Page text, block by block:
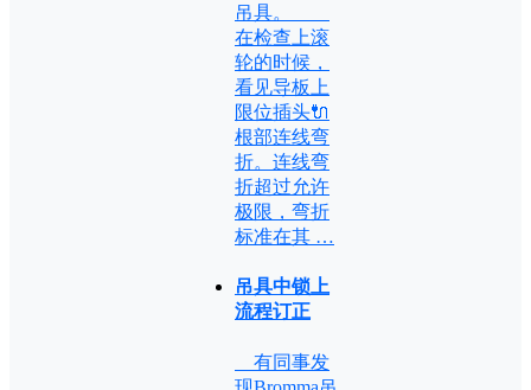
吊具。
在检查上滚
轮的时候，
看见导板上
限位插头🔌
根部连线弯
折。连线弯
折超过允许
极限，弯折
标准在其 …
吊具中锁上
流程订正
有同事发